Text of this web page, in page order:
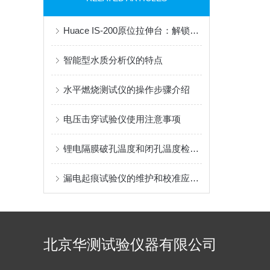
Huace IS-200原位拉伸台：解锁材料微观力学全维度测试
智能型水质分析仪的特点
水平燃烧测试仪的操作步骤介绍
电压击穿试验仪使用注意事项
锂电隔膜破孔温度和闭孔温度检测对电池安全的重要性？
漏电起痕试验仪的维护和校准应注意哪些事项？
北京华测试验仪器有限公司